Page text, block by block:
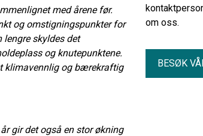
med årene før.
og omstigningspunkter for
lengre skyldes det
og knutepunktene.
klimavennlig og bærekraftig
gir det også en stor økning
om oss.
BESØK